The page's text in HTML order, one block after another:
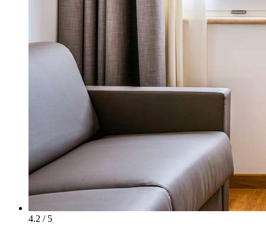
4.2 / 5